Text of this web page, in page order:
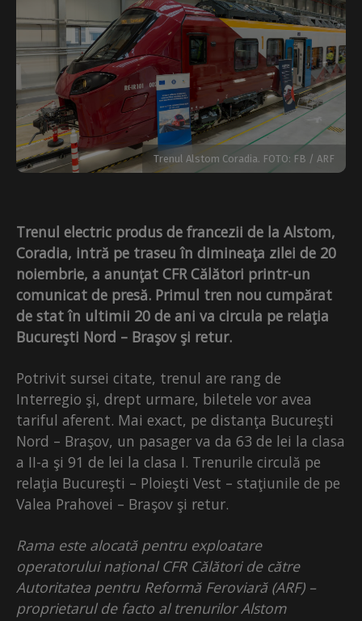
Trenul Alstom Coradia. FOTO: FB / ARF
Trenul electric produs de francezii de la Alstom,
Coradia, intră pe traseu în dimineaţa zilei de 20
noiembrie, a anunţat CFR Călători printr-un
comunicat de presă. Primul tren nou cumpărat
de stat în ultimii 20 de ani va circula pe relaţia
Bucureşti Nord – Braşov şi retur.
Potrivit sursei citate, trenul are rang de
Interregio şi, drept urmare, biletele vor avea
tariful aferent. Mai exact, pe distanţa Bucureşti
Nord – Braşov, un pasager va da 63 de lei la clasa
a II-a şi 91 de lei la clasa I. Trenurile circulă pe
relaţia Bucureşti – Ploieşti Vest – staţiunile de pe
Valea Prahovei – Braşov şi retur.
Rama este alocată pentru exploatare
operatorului național CFR Călători de către
Autoritatea pentru Reformă Feroviară (ARF) –
proprietarul de facto al trenurilor Alstom